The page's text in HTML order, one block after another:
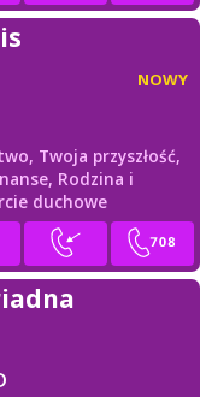
NOWY
Twoja przyszłość,
Rodzina i
duchowe